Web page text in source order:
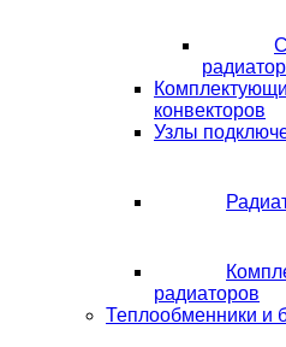
конвекторов
Узлы
радиаторов
Теплообменники и